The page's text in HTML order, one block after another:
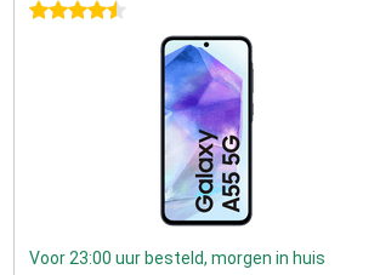
4.5 sterren
Voor 23:00 uur besteld, morgen in huis